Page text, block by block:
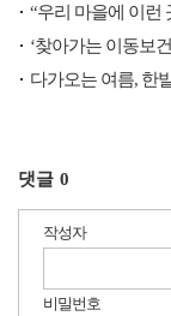
“우리 마을에 이런
‘찾아가는 이동보
다가오는 여름, 한
댓글 0
작성자
비밀번호